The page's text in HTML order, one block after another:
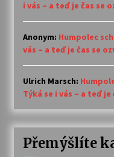
i vás – a teď je čas se
Anonym: Humpolec
vás – a teď je čas se
Ulrich Marsch:
Týká se i vás – a teď je
Přemýšlíte